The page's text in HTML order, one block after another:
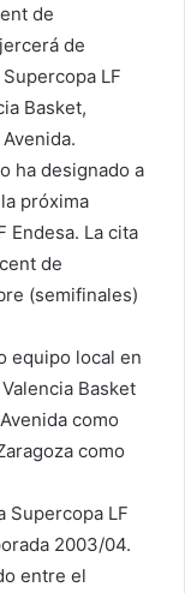
de
de
LF
Basket,
ha designado a
próxima
Endesa. La cita
de
(semifinales)
equipo local en
Basket
como
como
Supercopa LF
2003/04.
entre el